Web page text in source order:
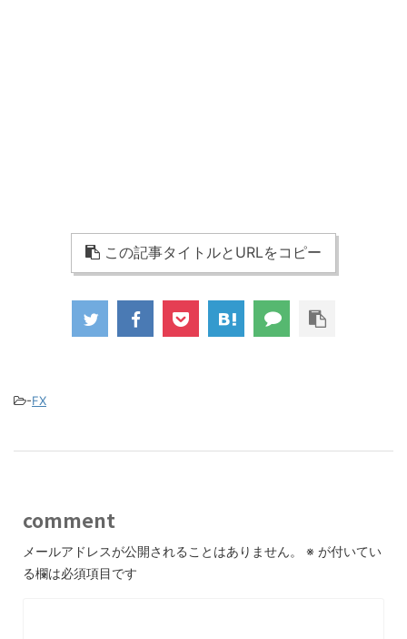
この記事タイトルとURLをコピー
-FX
comment
メールアドレスが公開されることはありません。 ※ が付いてい
る欄は必須項目です